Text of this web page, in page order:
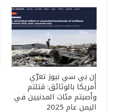
إن بي سي نيوز تعرّي
أمريكا بالوثائق: قتلتم
وأصبتم مئات المدنيين في
اليمن عام 2025